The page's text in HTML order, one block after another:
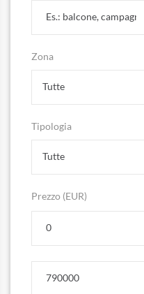
Zona
Tutte
Tipologia
Tutte
Prezzo (EUR)